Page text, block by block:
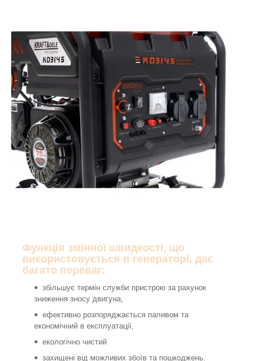
Функція змінної швидкості, що
використовується в генераторі, дає
багато переваг:
збільшує термін служби пристрою за рахунок
зниження зносу двигуна,
ефективно розпоряджається паливом та
економічний в експлуатації,
екологічно чистий
захищені від можливих збоїв та пошкоджень.